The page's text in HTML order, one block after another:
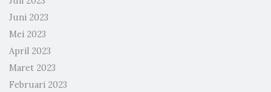
Juni 2023
Mei 2023
April 2023
Maret 2023
Februari 2023